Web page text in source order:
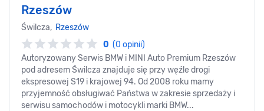
Rzeszów
Świlcza, Rzeszów
0 (0 opinii)
Autoryzowany Serwis BMW i MINI Auto Premium Rzeszów
pod adresem Świlcza znajduje się przy węźle drogi
ekspresowej S19 i krajowej 94. Od 2008 roku mamy
przyjemność obsługiwać Państwa w zakresie sprzedaży i
serwisu samochodów i motocykli marki BMW...